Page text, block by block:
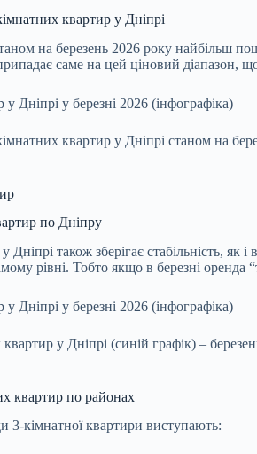
квартир у Дніпрі
на березень 2026 року найбільш
саме на цей ціновий діапазон,
квартир у Дніпрі станом на
по Дніпру
Дніпрі також зберігає стабільність,
рівні. Тобто якщо в березні оренда
у Дніпрі (синій графік) –
квартир по районах
кімнатної квартири виступають: